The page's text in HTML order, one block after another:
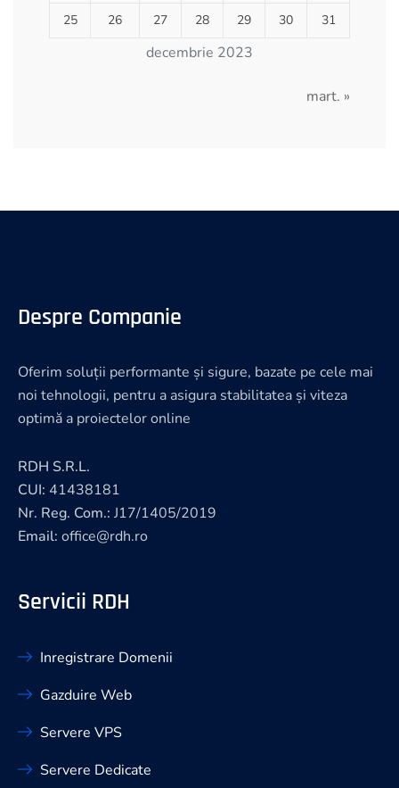
decembrie 2023
25 26 27 28 29 30 31
mart. »
Despre Companie
Oferim soluții performante și sigure, bazate pe cele mai
noi tehnologii, pentru a asigura stabilitatea și viteza
optimă a proiectelor online
RDH S.R.L.
CUI: 41438181
Nr. Reg. Com.: J17/1405/2019
Email: office@rdh.ro
Servicii RDH
Inregistrare Domenii
Gazduire Web
Servere VPS
Servere Dedicate